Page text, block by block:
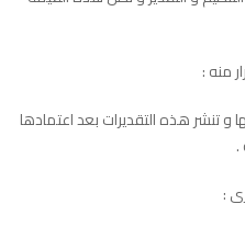
منه :
تنشر هذه التقديرات بعد اعتمادها
.
: